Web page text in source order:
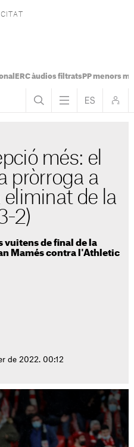
ERC àudios filtratsPP menors
més: el
pròrroga a
eliminat de la
2)
vuitens de final de la
Mamés contra l'Athletic
de 2022. 00:12